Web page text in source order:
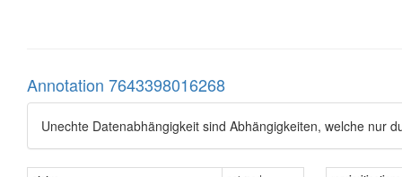
Annotation 7643398016268
Unechte Datenabhängigkeit sind Abhängigkeiten, welche nur